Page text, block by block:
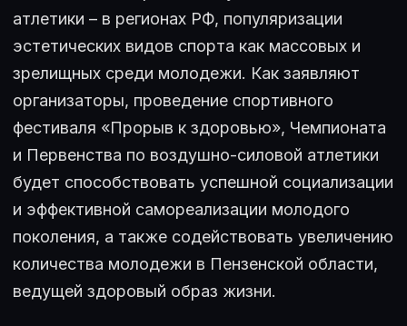
атлетики – в регионах РФ, популяризации
эстетических видов спорта как массовых и
зрелищных среди молодежи. Как заявляют
организаторы, проведение спортивного
фестиваля «Прорыв к здоровью», Чемпионата
и Первенства по воздушно-силовой атлетики
будет способствовать успешной социализации
и эффективной самореализации молодого
поколения, а также содействовать увеличению
количества молодежи в Пензенской области,
ведущей здоровый образ жизни.